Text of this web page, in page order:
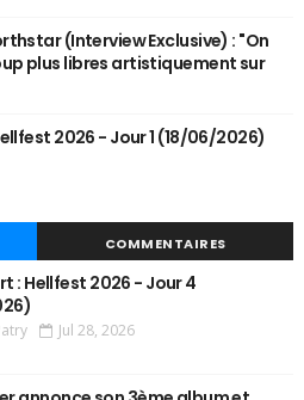
(Interview Exclusive) : "On
plus libres artistiquement sur
2026 - Jour 1 (18/06/2026)
COMMENTAIRES
: Hellfest 2026 - Jour 4
Jul 28, 2026